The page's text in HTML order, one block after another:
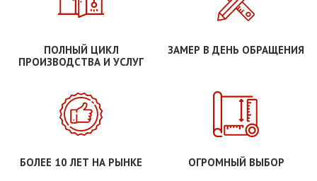
ПОЛНЫЙ ЦИКЛ
ПРОИЗВОДСТВА И УСЛУГ
ЗАМЕР В ДЕНЬ ОБРАЩЕНИЯ
БОЛЕЕ 10 ЛЕТ НА РЫНКЕ ОГРОМНЫЙ ВЫБОР